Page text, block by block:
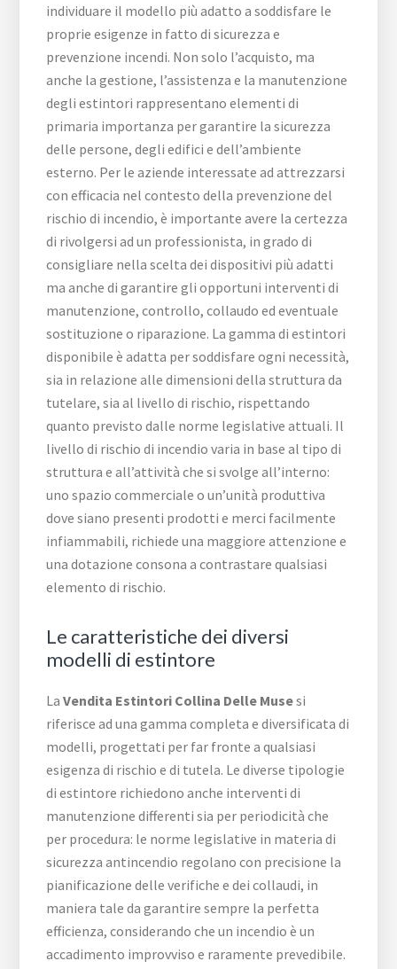
individuare il modello più adatto a soddisfare le
proprie esigenze in fatto di sicurezza e
prevenzione incendi. Non solo l’acquisto, ma
anche la gestione, l’assistenza e la manutenzione
degli estintori rappresentano elementi di
primaria importanza per garantire la sicurezza
delle persone, degli edifici e dell’ambiente
esterno. Per le aziende interessate ad attrezzarsi
con efficacia nel contesto della prevenzione del
rischio di incendio, è importante avere la certezza
di rivolgersi ad un professionista, in grado di
consigliare nella scelta dei dispositivi più adatti
ma anche di garantire gli opportuni interventi di
manutenzione, controllo, collaudo ed eventuale
sostituzione o riparazione. La gamma di estintori
disponibile è adatta per soddisfare ogni necessità,
sia in relazione alle dimensioni della struttura da
tutelare, sia al livello di rischio, rispettando
quanto previsto dalle norme legislative attuali. Il
livello di rischio di incendio varia in base al tipo di
struttura e all’attività che si svolge all’interno:
uno spazio commerciale o un’unità produttiva
dove siano presenti prodotti e merci facilmente
infiammabili, richiede una maggiore attenzione e
una dotazione consona a contrastare qualsiasi
elemento di rischio.
Le caratteristiche dei diversi
modelli di estintore
LaVendita Estintori Collina Delle Musesi
riferisce ad una gamma completa e diversificata di
modelli, progettati per far fronte a qualsiasi
esigenza di rischio e di tutela. Le diverse tipologie
di estintore richiedono anche interventi di
manutenzione differenti sia per periodicità che
per procedura: le norme legislative in materia di
sicurezza antincendio regolano con precisione la
pianificazione delle verifiche e dei collaudi, in
maniera tale da garantire sempre la perfetta
efficienza, considerando che un incendio è un
accadimento improvviso e raramente prevedibile.